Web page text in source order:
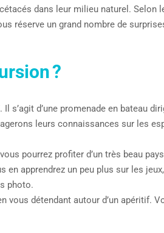
dans leur milieu naturel. Selon
réserve un grand nombre de
?
s’agit d’une promenade en bateau
leurs connaissances sur les
pourrez profiter d’un très beau
en apprendrez un peu plus sur les
photo.
détendant autour d’un apéritif.